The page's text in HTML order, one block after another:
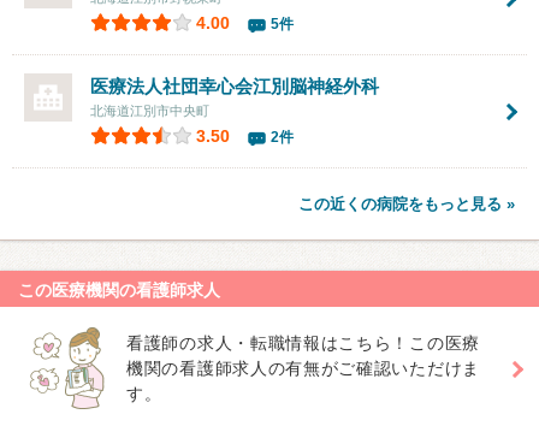
4.00 5件
医療法人社団幸心会江別脳神経外科
北海道江別市中央町
3.50 2件
この近くの病院をもっと見る »
この医療機関の看護師求人
看護師の求人・転職情報はこちら！この医療
機関の看護師求人の有無がご確認いただけま
す。